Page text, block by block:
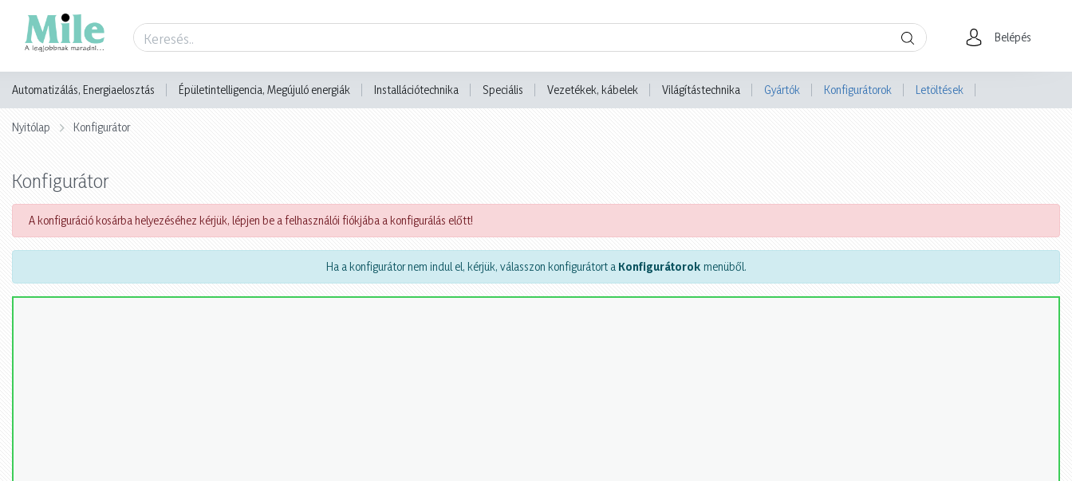
Belépés
Automatizálás, Energiaelosztás Épületintelligencia, Megújuló energiák Installációtechnika Speciális Vezetékek, kábelek Világítástechnika Gyártók Konfigurátorok Letöltések
Nyitólap Konfigurátor
Konfigurátor
A konfiguráció kosárba helyezéséhez kérjük, lépjen be a felhasználói fiókjába a konfigurálás előtt!
Ha a konfigurátor nem indul el, kérjük, válasszon konfigurátort a Konfigurátorok menüből.